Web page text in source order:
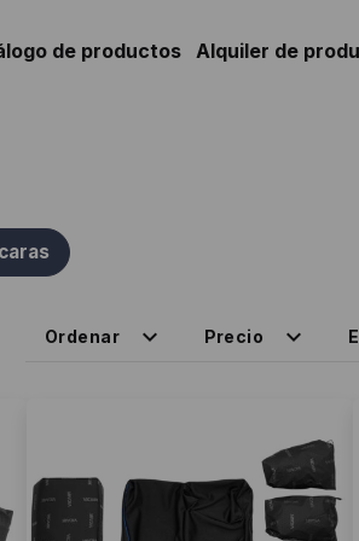
de productos Alquiler de
Ordenar Precio
producto
tiene